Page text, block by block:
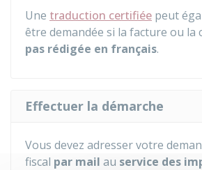
Une traduction certifiée peut
être demandée si la facture ou la
pas rédigée en français.
Effectuer la démarche
Vous devez adresser votre
fiscal par mail au service des